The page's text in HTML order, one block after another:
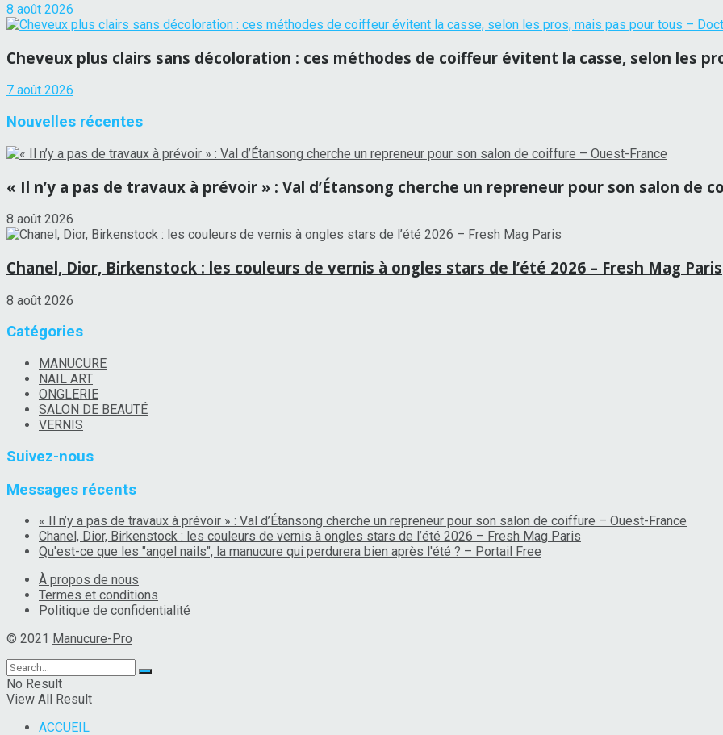
8 août 2026
Cheveux plus clairs sans décoloration : ces méthodes de coiffeur évitent la casse, selon les
7 août 2026
Nouvelles récentes
« Il n’y a pas de travaux à prévoir » : Val d’Étansong cherche un repreneur pour son salon de
8 août 2026
Chanel, Dior, Birkenstock : les couleurs de vernis à ongles stars de l’été 2026 – Fresh Mag Paris
8 août 2026
Catégories
MANUCURE
NAIL ART
ONGLERIE
SALON DE BEAUTÉ
VERNIS
Suivez-nous
Messages récents
« Il n’y a pas de travaux à prévoir » : Val d’Étansong cherche un repreneur pour son salon de coiffure – Ouest-France
Chanel, Dior, Birkenstock : les couleurs de vernis à ongles stars de l’été 2026 – Fresh Mag Paris
Qu'est-ce que les "angel nails", la manucure qui perdurera bien après l'été ? – Portail Free
À propos de nous
Termes et conditions
Politique de confidentialité
© 2021 Manucure-Pro
No Result
View All Result
ACCUEIL